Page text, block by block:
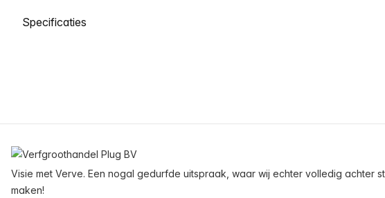
Selecteer een tabblad
Visie met Verve. Een nogal gedurfde uitspraak, waar wij echter volledig
maken!